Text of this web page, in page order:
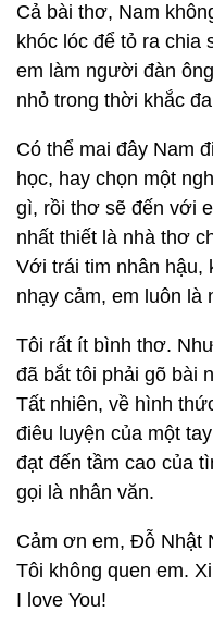
Cả bài thơ, Nam
khóc lóc để tỏ ra chia
em làm người đàn
nhỏ trong thời khắc
Có thể mai đây Nam
học, hay chọn một
gì, rồi thơ sẽ đến với
nhất thiết là nhà thơ
Với trái tim nhân hậu,
nhạy cảm, em luôn là
Tôi rất ít bình thơ.
đã bắt tôi phải gõ bài
Tất nhiên, về hình
điêu luyện của một
đạt đến tầm cao của
gọi là nhân văn.
Cảm ơn em, Đỗ Nhật
Tôi không quen em.
I love You!